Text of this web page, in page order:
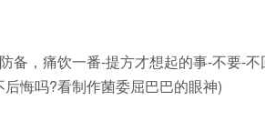
，痛饮一番-提方才想起的事-不要-不
悔吗?看制作菌委屈巴巴的眼神)